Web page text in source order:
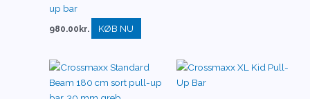
up bar
980.00 kr. KØB NU